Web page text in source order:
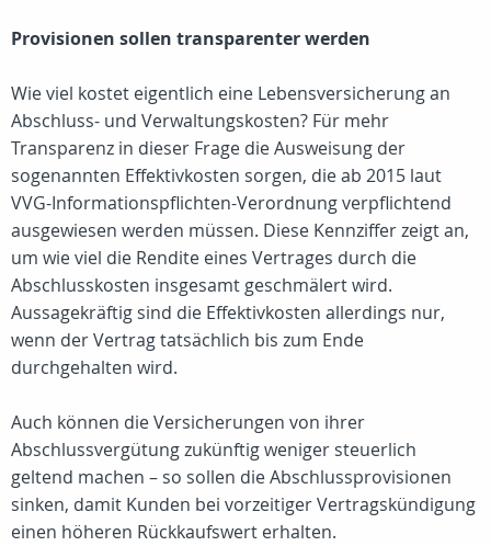
Provisionen sollen transparenter werden
Wie viel kostet eigentlich eine Lebensversicherung an
Abschluss- und Verwaltungskosten? Für mehr
Transparenz in dieser Frage die Ausweisung der
sogenannten Effektivkosten sorgen, die ab 2015 laut
VVG-Informationspflichten-Verordnung verpflichtend
ausgewiesen werden müssen. Diese Kennziffer zeigt an,
um wie viel die Rendite eines Vertrages durch die
Abschlusskosten insgesamt geschmälert wird.
Aussagekräftig sind die Effektivkosten allerdings nur,
wenn der Vertrag tatsächlich bis zum Ende
durchgehalten wird.
Auch können die Versicherungen von ihrer
Abschlussvergütung zukünftig weniger steuerlich
geltend machen – so sollen die Abschlussprovisionen
sinken, damit Kunden bei vorzeitiger Vertragskündigung
einen höheren Rückkaufswert erhalten.